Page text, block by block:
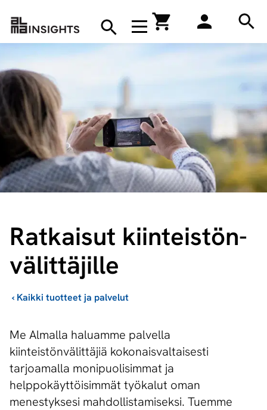
Avaa navigaatio
Hae
Ratkaisut kiin­teis­tön­
vä­lit­tä­jil­le
Kaikki tuotteet ja palvelut
›
Me Almalla haluamme palvella
kiinteistönvälittäjiä kokonaisvaltaisesti
tarjoamalla monipuolisimmat ja
helppokäyttöisimmät työkalut oman
menestyksesi mahdollistamiseksi. Tuemme